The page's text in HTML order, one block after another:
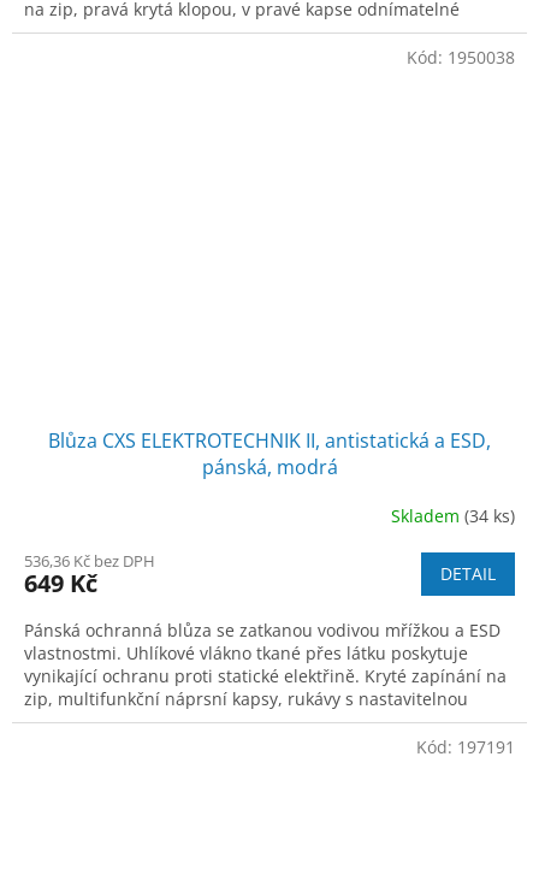
na zip, pravá krytá klopou, v pravé kapse odnímatelné
pouzdro na ID kartu, na levé
Blůza CXS ELEKTROTECHNIK II, antistatická a ESD,
pánská, modrá
Skladem (34 ks)
536,36 Kč bez DPH
649 Kč DETAIL
Pánská ochranná blůza se zatkanou vodivou mřížkou a ESD
vlastnostmi. Uhlíkové vlákno tkané přes látku poskytuje
vynikající ochranu proti statické elektřině. Kryté zapínání na
zip, multifunkční náprsní kapsy, rukávy s nastavitelnou
manžetou, pas na bo
Kód: 1950038
Kód: 197191